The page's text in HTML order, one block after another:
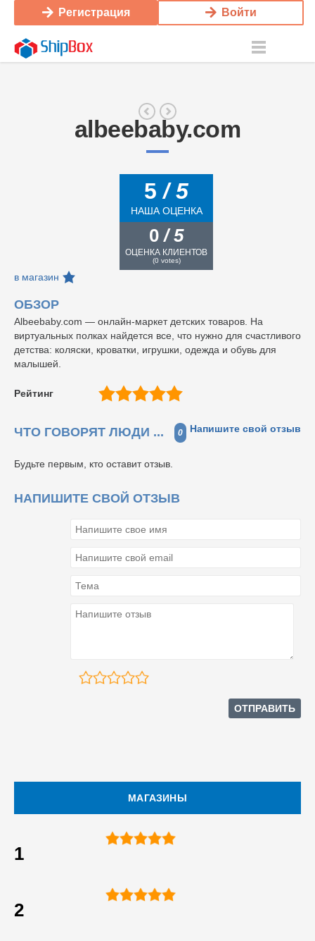
Регистрация Войти
albeebaby.com
5/ 5
НАША ОЦЕНКА
0 / 5
ОЦЕНКА КЛИЕНТОВ
(0votes)
в магазин
ОБЗОР
Albeebaby.com — онлайн-маркет детских товаров. На
виртуальных полках найдется все, что нужно для счастливого
детства: коляски, кроватки, игрушки, одежда и обувь для
малышей.
Рейтинг
ЧТО ГОВОРЯТ ЛЮДИ ... 0 Напишите свой отзыв
Будьте первым, кто оставит отзыв.
НАПИШИТЕ СВОЙ ОТЗЫВ
МАГАЗИНЫ
1
2